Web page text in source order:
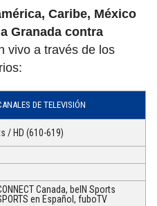
Caribe, México
Granada contra
vivo a través de los
DE TELEVISIÓN
/ HD (610-619)
Canada, beIN Sports
en Español, fuboTV